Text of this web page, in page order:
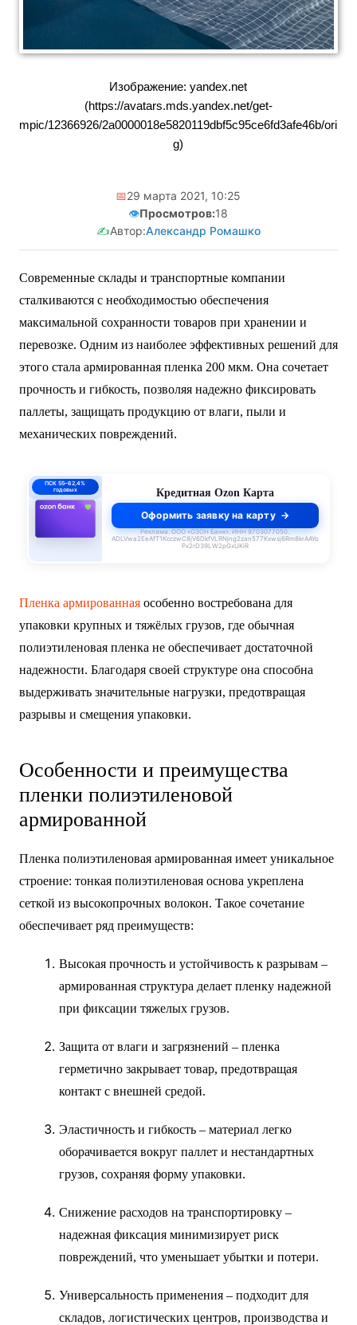
Изображение: yandex.net
(https://avatars.mds.yandex.net/get-
mpic/12366926/2a0000018e5820119dbf5c95ce6fd3afe46b/ori
g)
📅29 марта 2021, 10:25
👁️Просмотров:18
✍️Автор:Александр Ромашко
Современные склады и транспортные компании
сталкиваются с необходимостью обеспечения
максимальной сохранности товаров при хранении и
перевозке. Одним из наиболее эффективных решений для
этого стала армированная пленка 200 мкм. Она сочетает
прочность и гибкость, позволяя надежно фиксировать
паллеты, защищать продукцию от влаги, пыли и
механических повреждений.
ПСК 55–62,4%
годовых
Кредитная Ozon Карта
Оформить заявку на карту
Реклама. ООО «ОЗОН Банк». ИНН 9703077050.
ADLVwa2EeAfT1KcczwC8jV6DkfVLRNjng2zan577Kxwsj6Rm8krAAYo
Px2rD39LW2pGxUKiR
Пленка армированнаяособенно востребована для
упаковки крупных и тяжёлых грузов, где обычная
полиэтиленовая пленка не обеспечивает достаточной
надежности. Благодаря своей структуре она способна
выдерживать значительные нагрузки, предотвращая
разрывы и смещения упаковки.
Особенности и преимущества
пленки полиэтиленовой
армированной
Пленка полиэтиленовая армированная имеет уникальное
строение: тонкая полиэтиленовая основа укреплена
сеткой из высокопрочных волокон. Такое сочетание
обеспечивает ряд преимуществ:
Высокая прочность и устойчивость к разрывам –
армированная структура делает пленку надежной
при фиксации тяжелых грузов.
Защита от влаги и загрязнений – пленка
герметично закрывает товар, предотвращая
контакт с внешней средой.
Эластичность и гибкость – материал легко
оборачивается вокруг паллет и нестандартных
грузов, сохраняя форму упаковки.
Снижение расходов на транспортировку –
надежная фиксация минимизирует риск
повреждений, что уменьшает убытки и потери.
Универсальность применения – подходит для
складов, логистических центров, производства и